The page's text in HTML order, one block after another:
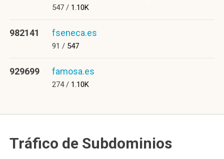
547 / 1.10K
982141 fseneca.es
91 / 547
929699 famosa.es
274 / 1.10K
Tráfico de Subdominios